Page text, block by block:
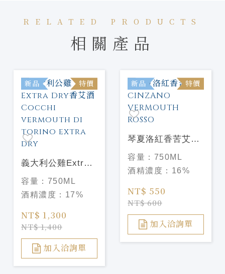
RELATED PRODUCTS
相關產品
新品 特價
義大利公雞Extra
Dry香艾酒 Cocchi
vermouth di
torino extra dry
容量： 750ML
酒精濃度： 17%
NT$ 1,300
NT$ 1,400
加入洽詢單
新品 特價
琴夏洛紅香苦艾酒
CINZANO
VERMOUTH
ROSSO
容量： 750ML
酒精濃度： 16%
NT$ 550
NT$ 600
加入洽詢單